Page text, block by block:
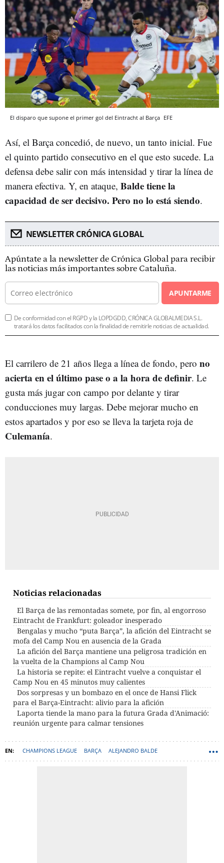
El disparo que supone el primer gol del Eintracht al Barça EFE
Así, el Barça concedió, de nuevo, un tanto inicial. Fue
el quinto partido consecutivo en el que esto sucede. La
defensa debe salir con más intensidad y tirar la línea de
manera efectiva. Y, en ataque, Balde tiene la
capacidad de ser decisivo. Pero no lo está siendo.
NEWSLETTER CRÓNICA GLOBAL
Apúntate a la newsletter de Crónica Global para recibir
las noticias más importantes sobre Cataluña.
APUNTARME
De conformidad con el RGPD y la LOPDGDD, CRÓNICA GLOBALMEDIA S.L.
tratará los datos facilitados con la finalidad de remitirle noticias de actualidad.
El carrilero de 21 años llega a línea de fondo, pero no
acierta en el último pase o a la hora de definir. Le
gusta más jugar con campo por delante y tirar
conducciones muy largas. Debe mejorar mucho en
estos apartados y por eso se lleva la tarjeta roja de
Culemanía.
Noticias relacionadas
El Barça de las remontadas somete, por fin, al engorroso
Eintracht de Frankfurt: goleador inesperado
Bengalas y mucho “puta Barça”, la afición del Eintracht se
mofa del Camp Nou en ausencia de la Grada
La afición del Barça mantiene una peligrosa tradición en
la vuelta de la Champions al Camp Nou
La historia se repite: el Eintracht vuelve a conquistar el
Camp Nou en 45 minutos muy calientes
Dos sorpresas y un bombazo en el once de Hansi Flick
para el Barça-Eintracht: alivio para la afición
Laporta tiende la mano para la futura Grada d'Animació:
reunión urgente para calmar tensiones
CHAMPIONS LEAGUE BARÇA ALEJANDRO BALDE